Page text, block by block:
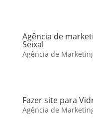
Agência de
Seixal
Agência de
Fazer site para
Agência de